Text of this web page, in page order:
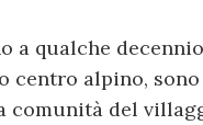
a qualche
centro alpino,
comunità del